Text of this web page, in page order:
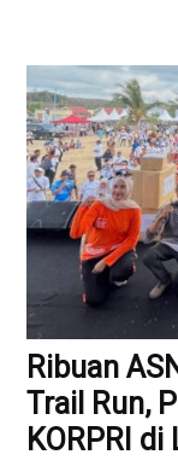
Ribuan
Trail Run,
KORPRI